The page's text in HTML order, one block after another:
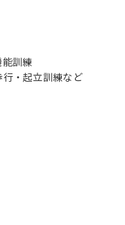
訓練
・起立訓練など